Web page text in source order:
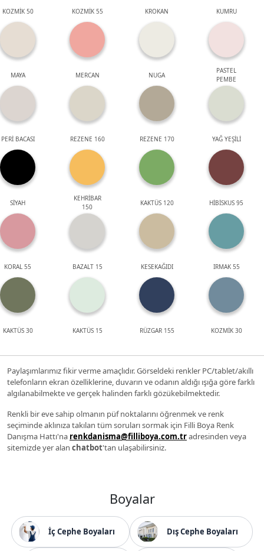
KOZMİK 50 KOZMİK 55 KROKAN KUMRU
MAYA MERCAN NUGA
PASTEL
PEMBE
PERİ BACASI REZENE 160 REZENE 170 YAĞ YEŞİLİ
SİYAH
KEHRİBAR
150
KAKTÜS 120 HİBİSKUS 95
KORAL 55 BAZALT 15 KESEKAĞIDI IRMAK 55
KAKTÜS 30 KAKTÜS 15 RÜZGAR 155 KOZMİK 30
Paylaşımlarımız fikir verme amaçlıdır. Görseldeki renkler PC/tablet/akıllı
telefonların ekran özelliklerine, duvarın ve odanın aldığı ışığa göre farklı
algılanabilmekte ve gerçek halinden farklı gözükebilmektedir.
Renkli bir eve sahip olmanın püf noktalarını öğrenmek ve renk
seçiminde aklınıza takılan tüm soruları sormak için Filli Boya Renk
Danışma Hattı'na renkdanisma@filliboya.com.tradresinden veya
sitemizde yer alan chatbot'tan ulaşabilirsiniz.
Boyalar
İç Cephe Boyaları Dış Cephe Boyaları